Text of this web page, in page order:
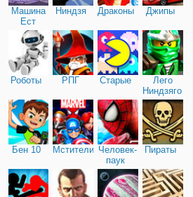
Машина
Ест
Машину
Ниндзя Драконы Джипы
Роботы РПГ Старые
Лего
Ниндзяго
Бен 10 Мстители Человек-
паук
Пираты